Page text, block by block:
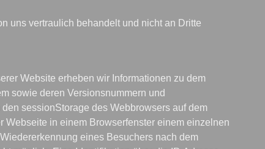
uns vertraulich behandelt und nicht an Dritte
Website erheben wir Informationen zu dem
sowie deren Versionsnummern und
sessionStorage des Webbrowsers auf dem
Webseite in einem Browserfenster einem einzelnen
eines Besuchers nach dem